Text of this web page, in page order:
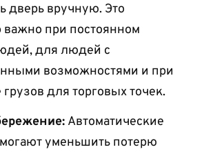
дверь вручную. Это
важно при постоянном
для людей с
возможностями и при
для торговых точек.
Автоматические
уменьшить потерю